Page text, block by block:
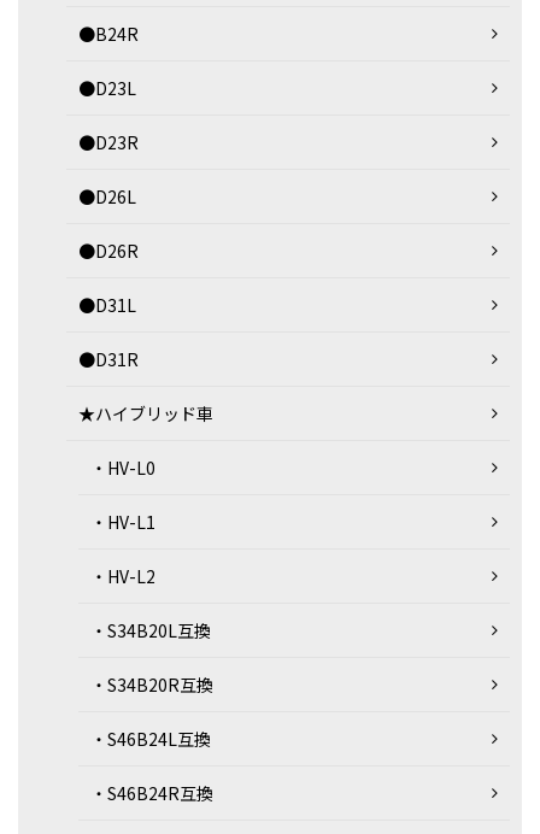
●B24R
●D23L
●D23R
●D26L
●D26R
●D31L
●D31R
★ハイブリッド車
・HV-L0
・HV-L1
・HV-L2
・S34B20L互換
・S34B20R互換
・S46B24L互換
・S46B24R互換